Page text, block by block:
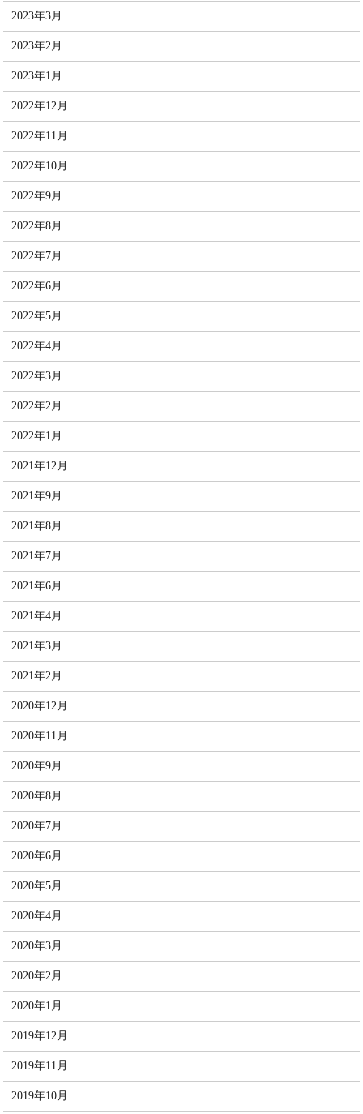
2023年3月
2023年2月
2023年1月
2022年12月
2022年11月
2022年10月
2022年9月
2022年8月
2022年7月
2022年6月
2022年5月
2022年4月
2022年3月
2022年2月
2022年1月
2021年12月
2021年9月
2021年8月
2021年7月
2021年6月
2021年4月
2021年3月
2021年2月
2020年12月
2020年11月
2020年9月
2020年8月
2020年7月
2020年6月
2020年5月
2020年4月
2020年3月
2020年2月
2020年1月
2019年12月
2019年11月
2019年10月